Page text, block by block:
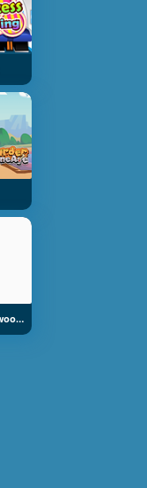
Perry The Perv 3: Hollywood Staring!